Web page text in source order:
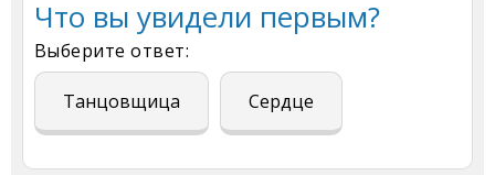
Что вы увидели первым?
Выберите ответ:
Танцовщица Сердце